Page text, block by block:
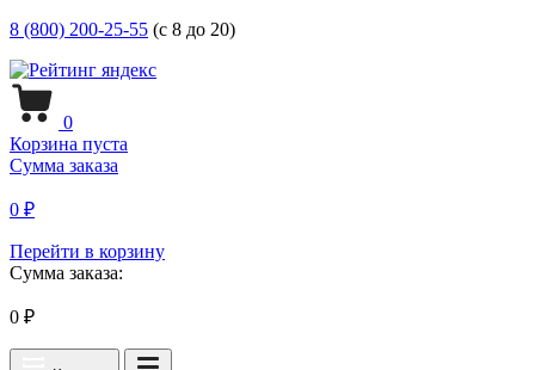
8 (800) 200-25-55 (с 8 до 20)
0
Корзина пуста
Сумма заказа
0 ₽
Перейти в корзину
Сумма заказа:
0 ₽